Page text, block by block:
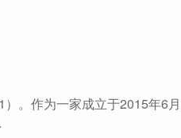
。作为一家成立于2015年6月